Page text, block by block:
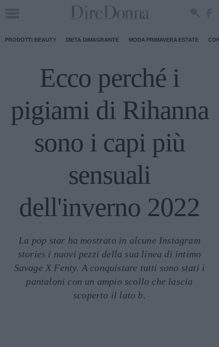
PRODOTTI BEAUTY DIETA DIMAGRANTE MODA PRIMAVERA ESTATE
Ecco perché i
pigiami di Rihanna
sono i capi più
sensuali
dell'inverno 2022
La pop star ha mostrato in alcune Instagram
stories i nuovi pezzi della sua linea di intimo
Savage X Fenty. A conquistare tutti sono stati i
pantaloni con un ampio scollo che lascia
scoperto il lato b.